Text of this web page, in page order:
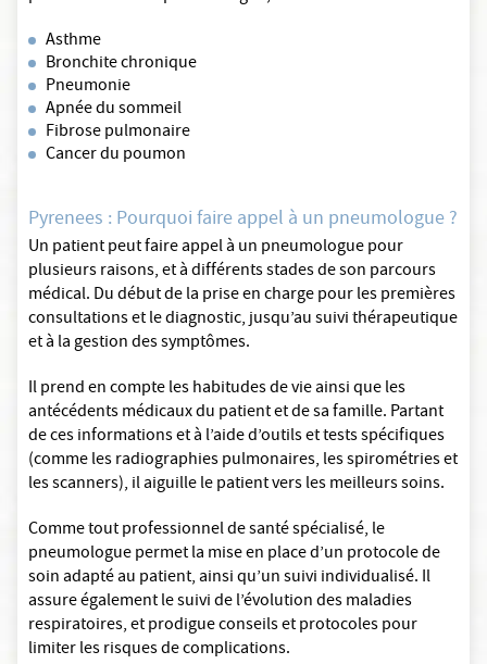
Asthme
Bronchite chronique
Pneumonie
Apnée du sommeil
Fibrose pulmonaire
Cancer du poumon
Pyrenees : Pourquoi faire appel à un pneumologue ?
Un patient peut faire appel à un pneumologue pour
plusieurs raisons, et à différents stades de son parcours
médical. Du début de la prise en charge pour les premières
consultations et le diagnostic, jusqu’au suivi thérapeutique
et à la gestion des symptômes.
Il prend en compte les habitudes de vie ainsi que les
antécédents médicaux du patient et de sa famille. Partant
de ces informations et à l’aide d’outils et tests spécifiques
(comme les radiographies pulmonaires, les spirométries et
les scanners), il aiguille le patient vers les meilleurs soins.
Comme tout professionnel de santé spécialisé, le
pneumologue permet la mise en place d’un protocole de
soin adapté au patient, ainsi qu’un suivi individualisé. Il
assure également le suivi de l’évolution des maladies
respiratoires, et prodigue conseils et protocoles pour
limiter les risques de complications.